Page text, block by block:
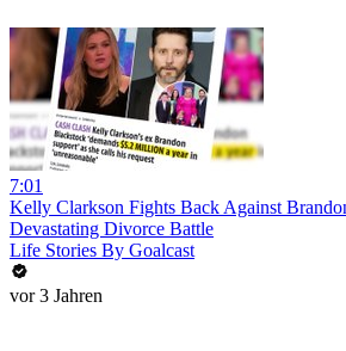
7:01
Kelly Clarkson Fights Back Against
Devastating Divorce Battle
Life Stories By Goalcast
vor 3 Jahren